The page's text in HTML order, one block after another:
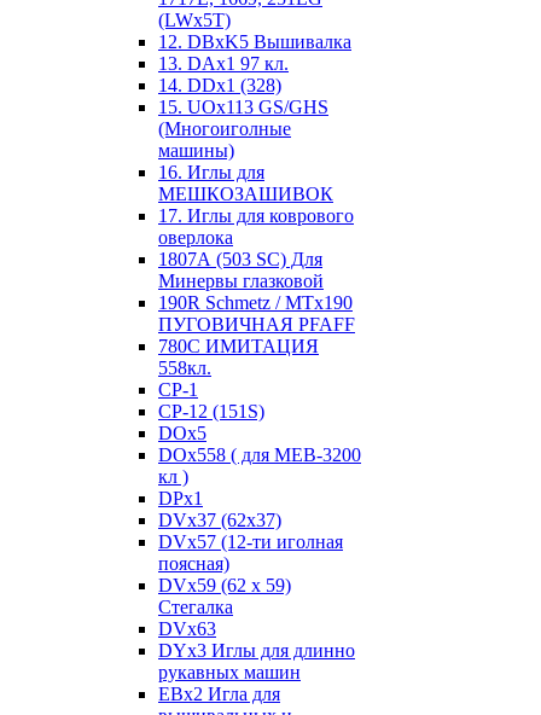
(LWx5T)
12. DBxK5 Вышивалка
13. DAx1 97 кл.
14. DDx1 (328)
15. UOx113 GS/GHS
(Многоиголные
машины)
16. Иглы для
МЕШКОЗАШИВОК
17. Иглы для коврового
оверлока
1807А (503 SC) Для
Минервы глазковой
190R Schmetz / MTx190
ПУГОВИЧНАЯ PFAFF
780С ИМИТАЦИЯ
558кл.
CP-1
CP-12 (151S)
DOx5
DOx558 ( для MEB-3200
кл )
DPx1
DVx37 (62x37)
DVx57 (12-ти иголная
поясная)
DVx59 (62 x 59)
Стегалка
DVx63
DYx3 Иглы для длинно
рукавных машин
EBx2 Игла для